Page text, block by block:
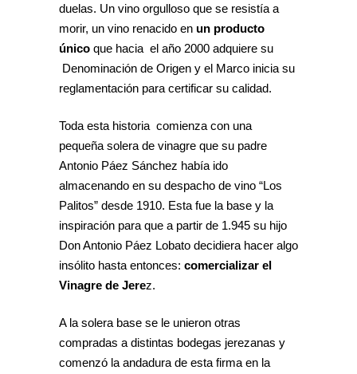
duelas. Un vino orgulloso que se resistía a
morir, un vino renacido en un producto
único que hacia el año 2000 adquiere su
Denominación de Origen y el Marco inicia su
reglamentación para certificar su calidad.
Toda esta historia comienza con una
pequeña solera de vinagre que su padre
Antonio Páez Sánchez había ido
almacenando en su despacho de vino “Los
Palitos” desde 1910. Esta fue la base y la
inspiración para que a partir de 1.945 su hijo
Don Antonio Páez Lobato decidiera hacer algo
insólito hasta entonces: comercializar el
Vinagre de Jerez.
A la solera base se le unieron otras
compradas a distintas bodegas jerezanas y
comenzó la andadura de esta firma en la